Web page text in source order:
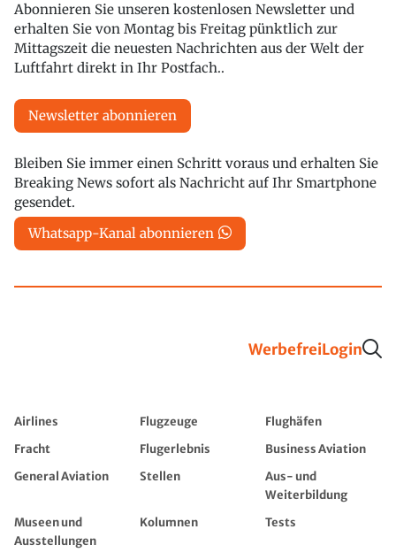
Abonnieren Sie unseren kostenlosen Newsletter und
erhalten Sie von Montag bis Freitag pünktlich zur
Mittagszeit die neuesten Nachrichten aus der Welt der
Luftfahrt direkt in Ihr Postfach..
Newsletter abonnieren
Bleiben Sie immer einen Schritt voraus und erhalten Sie
Breaking News sofort als Nachricht auf Ihr Smartphone
gesendet.
Whatsapp-Kanal abonnieren
WerbefreiLogin
Airlines Flugzeuge
Flughäfen
Fracht
Flugerlebnis
Business Aviation
General Aviation
Stellen
Aus- und
Weiterbildung
Museen und
Ausstellungen
Kolumnen Tests